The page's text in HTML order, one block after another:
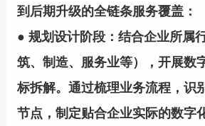
到后期升级的全链条服务覆盖：
● 规划设计阶段：结合企业所属
筑、制造、服务业等），开展数
标拆解。通过梳理业务流程，识
节点，制定贴合企业实际的数字